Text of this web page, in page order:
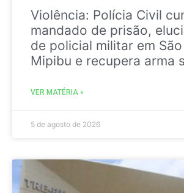
Violência: Polícia Civil
mandado de prisão,
de policial militar em
Mipibu e recupera arma
VER MATÉRIA »
5 de agosto de 2026